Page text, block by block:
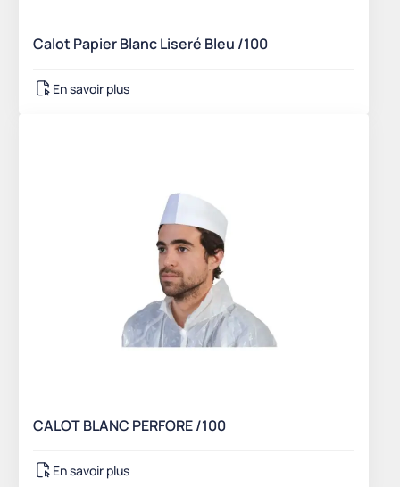
Calot Papier Blanc Liseré Bleu /100
En savoir plus
CALOT BLANC PERFORE /100
En savoir plus